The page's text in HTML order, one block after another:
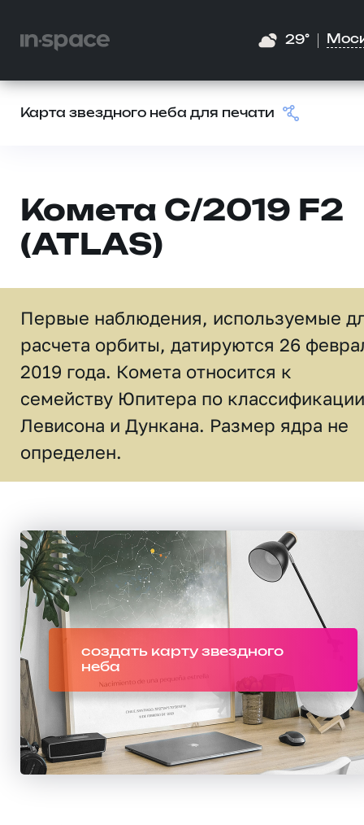
29°
Карта звездного неба для печати
Комета C/2019 F2
(ATLAS)
Первые наблюдения, используемые
расчета орбиты, датируются 26
2019 года. Комета относится к
семейству Юпитера по классификации
Левисона и Дункана. Размер ядра не
определен.
создать карту звездного
неба